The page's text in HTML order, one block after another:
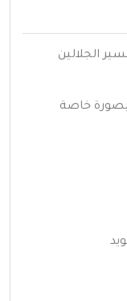
الجلالين
بصورة خاصة